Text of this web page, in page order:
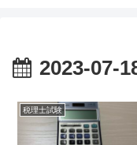
2023-07-
税理士試験